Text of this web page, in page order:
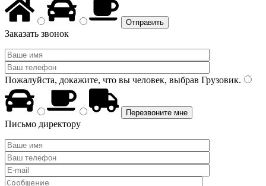
Заказать звонок
Пожалуйста, докажите, что вы человек, выбрав Грузовик.
Письмо директору